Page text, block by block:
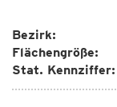
Bezirk:
Flächengröße:
Stat. Kennziffer: